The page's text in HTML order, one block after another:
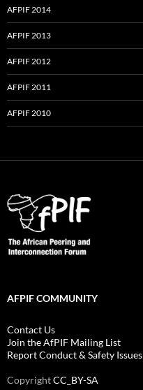
AFPIF 2014
AFPIF 2013
AFPIF 2012
AFPIF 2011
AFPIF 2010
AFPIF COMMUNITY
Contact Us
Join the AfPIF Mailing List
Report Conduct & Safety Issues
CopyrightCC_BY-SA